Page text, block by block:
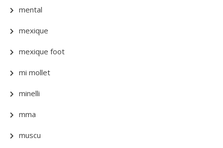
mental
mexique
mexique foot
mi mollet
minelli
mma
muscu